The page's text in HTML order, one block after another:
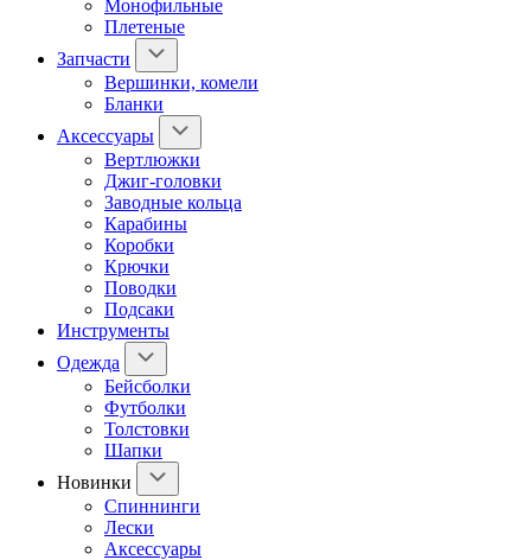
Монофильные
Плетеные
Запчасти
Вершинки, комели
Бланки
Аксессуары
Вертлюжки
Джиг-головки
Заводные кольца
Карабины
Коробки
Крючки
Поводки
Подсаки
Инструменты
Одежда
Бейсболки
Футболки
Толстовки
Шапки
Новинки
Спиннинги
Лески
Аксессуары